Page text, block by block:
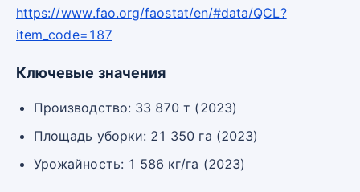
https://www.fao.org/faostat/en/#data/QCL?
item_code=187
Ключевые значения
Производство: 33 870 т (2023)
Площадь уборки: 21 350 га (2023)
Урожайность: 1 586 кг/га (2023)